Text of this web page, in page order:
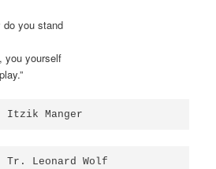
do you stand
you yourself
                Itzik Manger